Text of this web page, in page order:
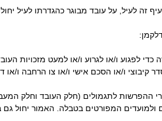
זה לעיל, על עובד מבוגר כהגדרתו לעיל
לפגוע ו/או לגרוע ו/או למעט מזכויות
קיבוצי ו/או הסכם אישי ו/או צו הרחבה ו/או
ולמועדים המפורטים בטבלה. האמור יחול גם